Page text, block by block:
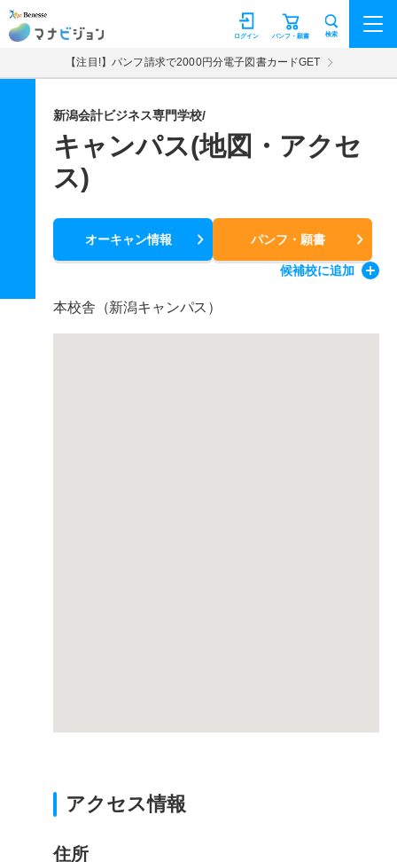
マナビジョン パンフ・願書
ログイン 検索
【注目!】パンフ請求で2000円分電子図書カードGET
新潟会計ビジネス専門学校/
キャンパス(地図・アクセ
ス)
オーキャン情報 パンフ・願書
候補校に追加
本校舎（新潟キャンパス）
アクセス情報
住所